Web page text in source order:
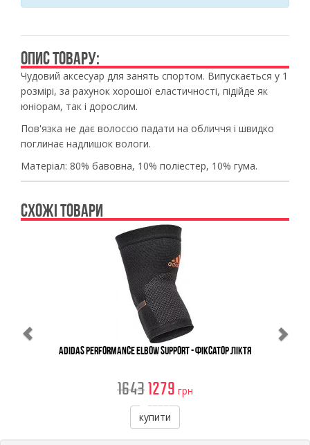
ОПИС ТОВАРУ:
Чудовий аксесуар для занять спортом. Випускається у 1
розмірі, за рахунок хорошої еластичності, підійде як
юніорам, так і дорослим.
Пов'язка не дає волоссю падати на обличчя і швидко
поглинає надлишок вологи.
Матеріал: 80% бавовна, 10% поліестер, 10% гума.
СХОЖІ ТОВАРИ
Adidas Performance Elbow Support - Фіксатор Ліктя
16431279 грн
купити